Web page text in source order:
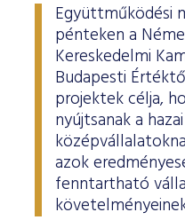
Együttműködési
pénteken a
Kereskedelmi
Budapesti
projektek célja,
nyújtsanak a
azok
fenntartható